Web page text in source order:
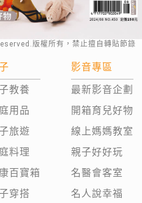
版權所有，禁止擅自轉貼節錄
教養
用品
旅遊
料理
百寶箱
穿搭
影音專區
最新影音企劃
開箱育兒好物
線上媽媽教室
親子好好玩
名醫會客室
名人說幸福